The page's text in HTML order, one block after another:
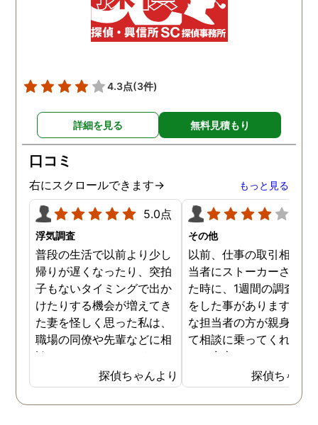
4.3点(3件)
詳細を見る 無料見積もり
口コミ
右にスクロールできます→ もっと見る
5.0点
浮気調査
普段の生活で以前より少し
帰りが遅くなったり、突拍
子もないタイミングで出か
けたりする機会が増えてき
た妻を怪しく思った私は、
職場の同僚や先輩などに相
談していました。 そういっ
た相談の回答の一つに調査
を依頼することを勧めら
れ、私は一度相談してみま
探偵ちゃんより
その他
以前、仕事の取引相手の
当者にストーカーされて
た時に、1週間の調査依頼
をした事があります。親
な担当者の方が親身にな
て相談に乗ってくれたた
め、安心しました。同じ
うな被害に遭う可能性も
慮し、引越しましたので
もう大丈夫かと思います
探偵ちゃん